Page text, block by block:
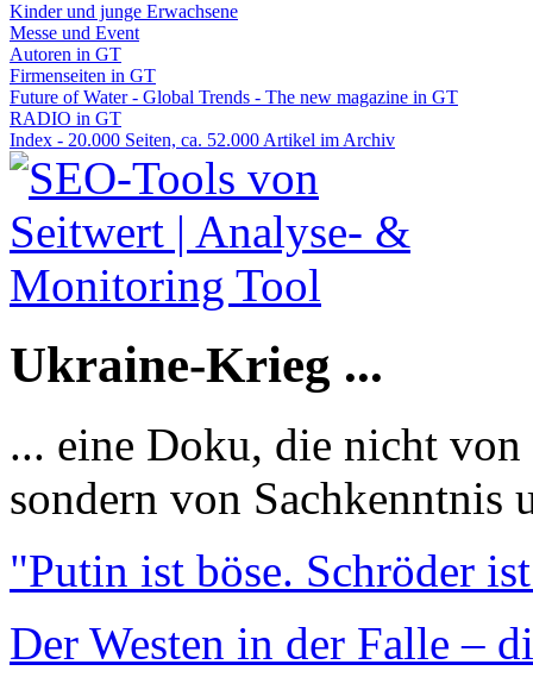
Kinder und junge Erwachsene
Messe und Event
Autoren in GT
Firmenseiten in GT
Future of Water - Global Trends - The new magazine in GT
RADIO in GT
Index - 20.000 Seiten, ca. 52.000 Artikel im Archiv
Ukraine-Krieg ...
... eine Doku, die nicht
sondern von Sachkenntnis
"Putin ist böse. Schröder
Der Westen in der Falle –